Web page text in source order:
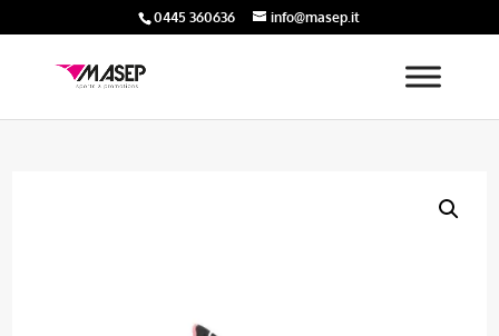
0445 360636 info@masep.it